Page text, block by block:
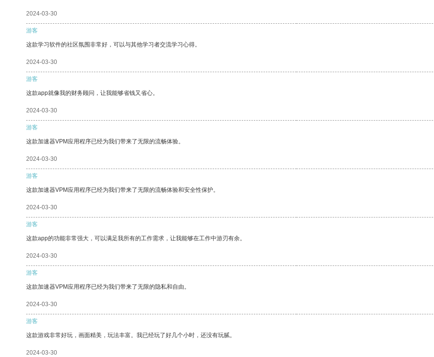
2024-03-30
游客
这款学习软件的社区氛围非常好，可以与其他学习者交流学习心得。
2024-03-30
游客
这款app就像我的财务顾问，让我能够省钱又省心。
2024-03-30
游客
这款加速器VPM应用程序已经为我们带来了无限的流畅体验。
2024-03-30
游客
这款加速器VPM应用程序已经为我们带来了无限的流畅体验和安全性保护。
2024-03-30
游客
这款app的功能非常强大，可以满足我所有的工作需求，让我能够在工作中游刃有余。
2024-03-30
游客
这款加速器VPM应用程序已经为我们带来了无限的隐私和自由。
2024-03-30
游客
这款游戏非常好玩，画面精美，玩法丰富。我已经玩了好几个小时，还没有玩腻。
2024-03-30